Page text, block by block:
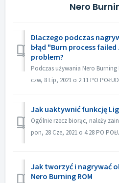
Nero
Dlaczego podczas
błąd "Burn process
problem?
czw, 8 Lip, 2021 o 2:11 PO
Jak uaktywnić funkcję
pon, 28 Cze, 2021 o 4:28 PO
Jak tworzyć i nagrywać
Nero Burning ROM